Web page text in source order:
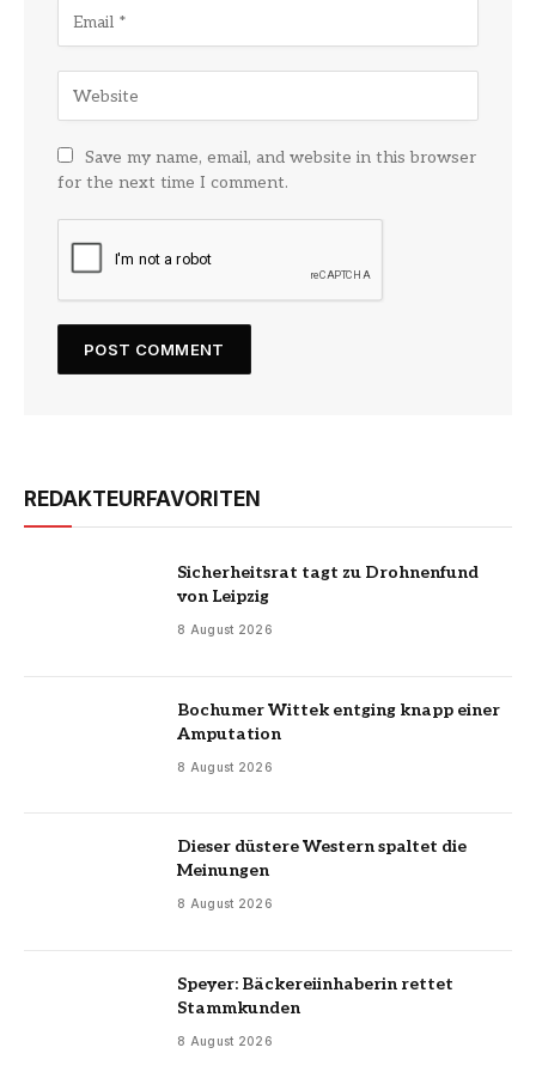
Save my name, email, and website in this browser
for the next time I comment.
REDAKTEURFAVORITEN
Sicherheitsrat tagt zu Drohnenfund
von Leipzig
8 August 2026
Bochumer Wittek entging knapp einer
Amputation
8 August 2026
Dieser düstere Western spaltet die
Meinungen
8 August 2026
Speyer: Bäckereiinhaberin rettet
Stammkunden
8 August 2026